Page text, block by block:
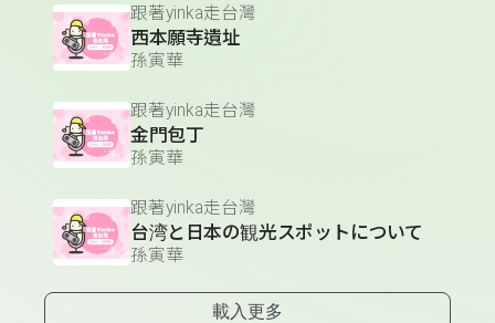
跟著yinka走台灣
西本願寺遺址
孫寅華
跟著yinka走台灣
金門包丁
孫寅華
跟著yinka走台灣
台湾と日本の観光スポットについて
孫寅華
載入更多